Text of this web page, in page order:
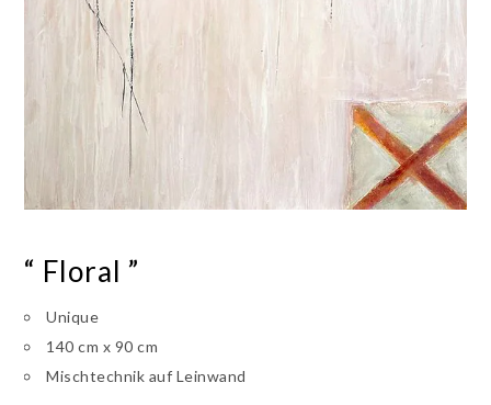
“ Floral ”
Unique
140 cm x 90 cm
Mischtechnik auf Leinwand